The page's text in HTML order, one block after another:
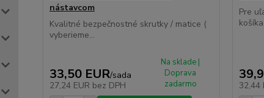
nástavcom
Kvalitné bezpečnostné skrutky / matice (
vyberieme...
33,50 EUR/sada
27,24 EUR bez DPH
Na sklade |
Doprava
zadarmo
Pre
32,44